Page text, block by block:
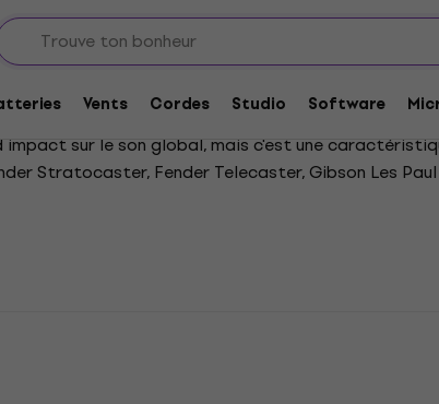
Vents Cordes Studio Software
électriques - toutes formes
formes
sur le son global, mais c'est une
Stratocaster, Fender Telecaster, Gibson Les